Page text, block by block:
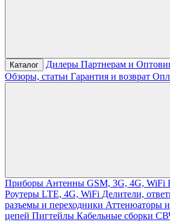
Каталог
Дилеры Партнерам и
Обзоры, статьи Гарантия и возврат
Приборы Антенны GSM, 3G, 4G, WiFi
Роутеры LTE, 4G, WiFi Делители,
разъемы и переходники Аттенюаторы и
цепей Пигтейлы Кабельные сборки